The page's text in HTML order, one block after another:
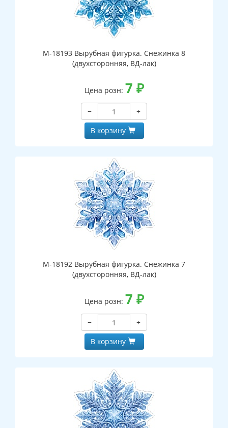
М-18193 Вырубная фигурка. Снежинка 8
(двухсторонняя, ВД-лак)
Цена розн: 7 ₽
−
+
В корзину
М-18192 Вырубная фигурка. Снежинка 7
(двухсторонняя, ВД-лак)
Цена розн: 7 ₽
−
+
В корзину